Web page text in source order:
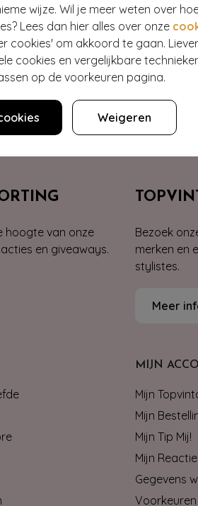
wijze. Wil je meer weten over
Lees dan hier alles over onze
cookies' om akkoord te gaan.
cookies en vergelijkbare
op de voorkeuren pagina.
Weigeren
Hey gorgeous
Lees onze veelgestelde vragen of
hoogte van onze
en giveaways.
Bezoek
merken en
stylistes.
Meer
MIJN
Mijn
Mijn
Mijn Tip Mij!
Mijn
Gegevens
Voorkeuren